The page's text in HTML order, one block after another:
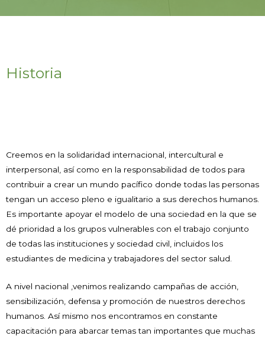
Historia
Creemos en la solidaridad internacional, intercultural e
interpersonal, así como en la responsabilidad de todos para
contribuir a crear un mundo pacífico donde todas las personas
tengan un acceso pleno e igualitario a sus derechos humanos.
Es importante apoyar el modelo de una sociedad en la que se
dé prioridad a los grupos vulnerables con el trabajo conjunto
de todas las instituciones y sociedad civil, incluidos los
estudiantes de medicina y trabajadores del sector salud.
A nivel nacional ,venimos realizando campañas de acción,
sensibilización, defensa y promoción de nuestros derechos
humanos. Así mismo nos encontramos en constante
capacitación para abarcar temas tan importantes que muchas